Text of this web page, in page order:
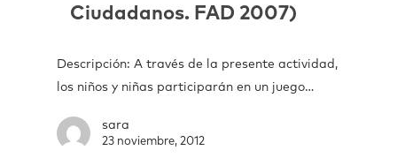
Ciudadanos. FAD 2007)
Descripción: A través de la presente actividad,
los niños y niñas participarán en un juego…
sara
23 noviembre, 2012